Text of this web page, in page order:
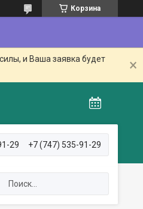
Корзина
и Ваша заявка будет
29 +7 (747) 535-91-29